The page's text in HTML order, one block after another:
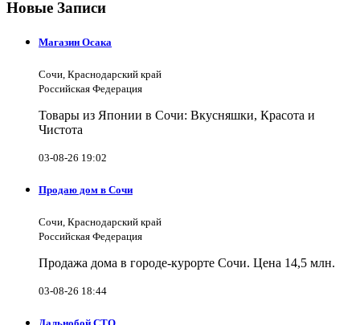
Новые Записи
Магазин Осака
Сочи, Краснодарский край
Российская Федерация
Товары из Японии в Сочи: Вкусняшки, Красота и
Чистота
03-08-26 19:02
Продаю дом в Сочи
Сочи, Краснодарский край
Российская Федерация
Продажа дома в городе-курорте Сочи. Цена 14,5 млн.
03-08-26 18:44